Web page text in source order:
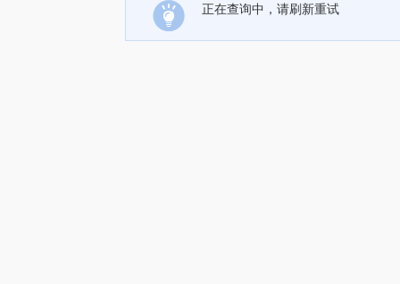
正在查询中，请刷新重试